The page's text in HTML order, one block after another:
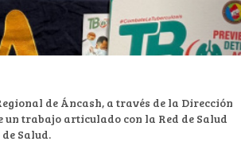
de Áncash, a través de la Dirección
trabajo articulado con la Red de Salud
Salud.